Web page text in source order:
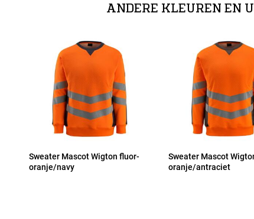
ANDERE KLEUREN EN
Sweater Mascot Wigton fluor-
oranje/navy
Sweater Mascot
oranje/antraciet